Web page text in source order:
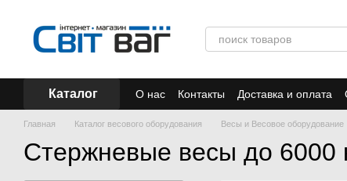
Каталог О нас Контакты Доставка и оплата
Отзывы
Акции
Главная Каталог весового оборудования Весы и Весовое оборудование
Стержневые весы до 6000